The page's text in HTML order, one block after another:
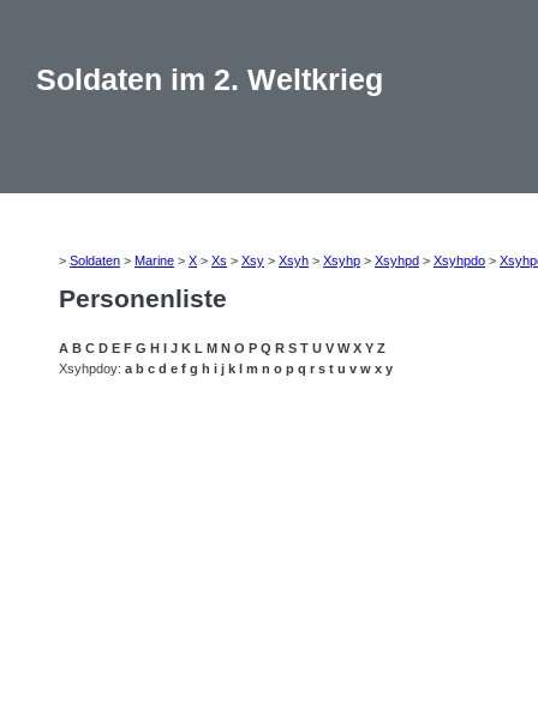
Soldaten im 2. Weltkrieg
> Soldaten > Marine > X > Xs > Xsy > Xsyh > Xsyhp > Xsyhpd > Xsyhpdo >
Personenliste
A B C D E F G H I J K L M N O P Q R S T U V W X Y Z
Xsyhpdoy: a b c d e f g h i j k l m n o p q r s t u v w x y